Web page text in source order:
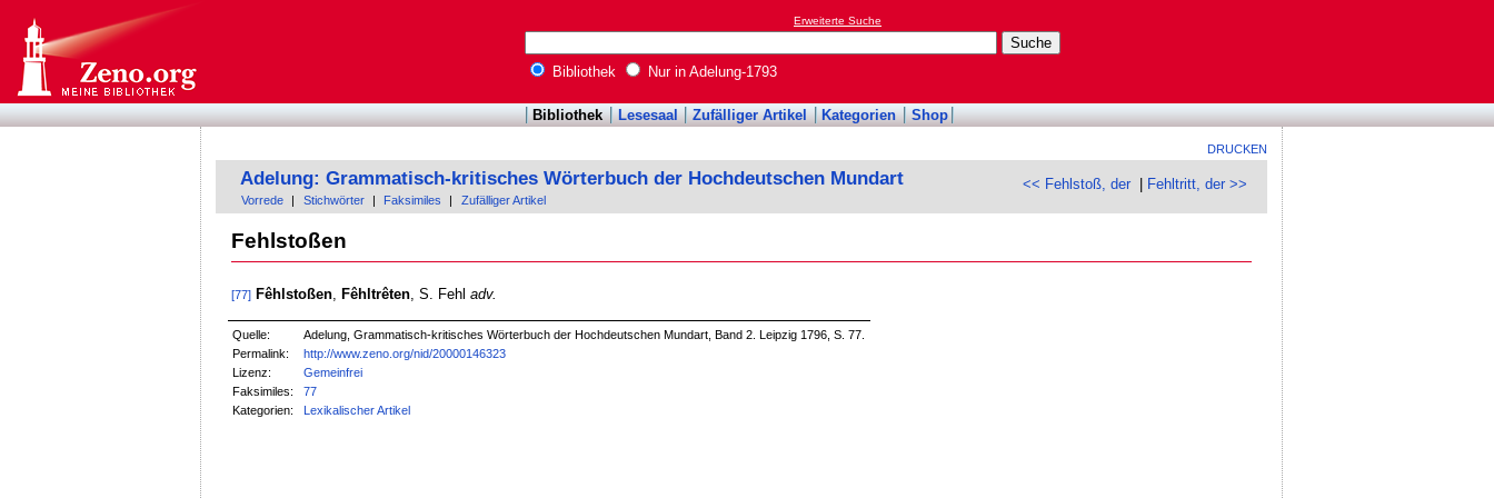
Erweiterte Suche
Bibliothek Nur in Adelung-1793
Bibliothek Lesesaal Zufälliger Artikel Kategorien Shop
DRUCKEN
<< Fehlstoß, der Fehltritt, der >>
Adelung: Grammatisch-kritisches Wörterbuch der Hochdeutschen Mundart
Vorrede Stichwörter Faksimiles Zufälliger Artikel
Fehlstoßen
[77] Fêhlstoßen, Fêhltrêten, S. Fehl adv.
Quelle:
Adelung, Grammatisch-kritisches Wörterbuch der Hochdeutschen Mundart, Band 2. Leipzig 1796, S. 77.
Permalink:
http://www.zeno.org/nid/20000146323
Lizenz:
Gemeinfrei
Faksimiles:
77
Kategorien:
Lexikalischer Artikel